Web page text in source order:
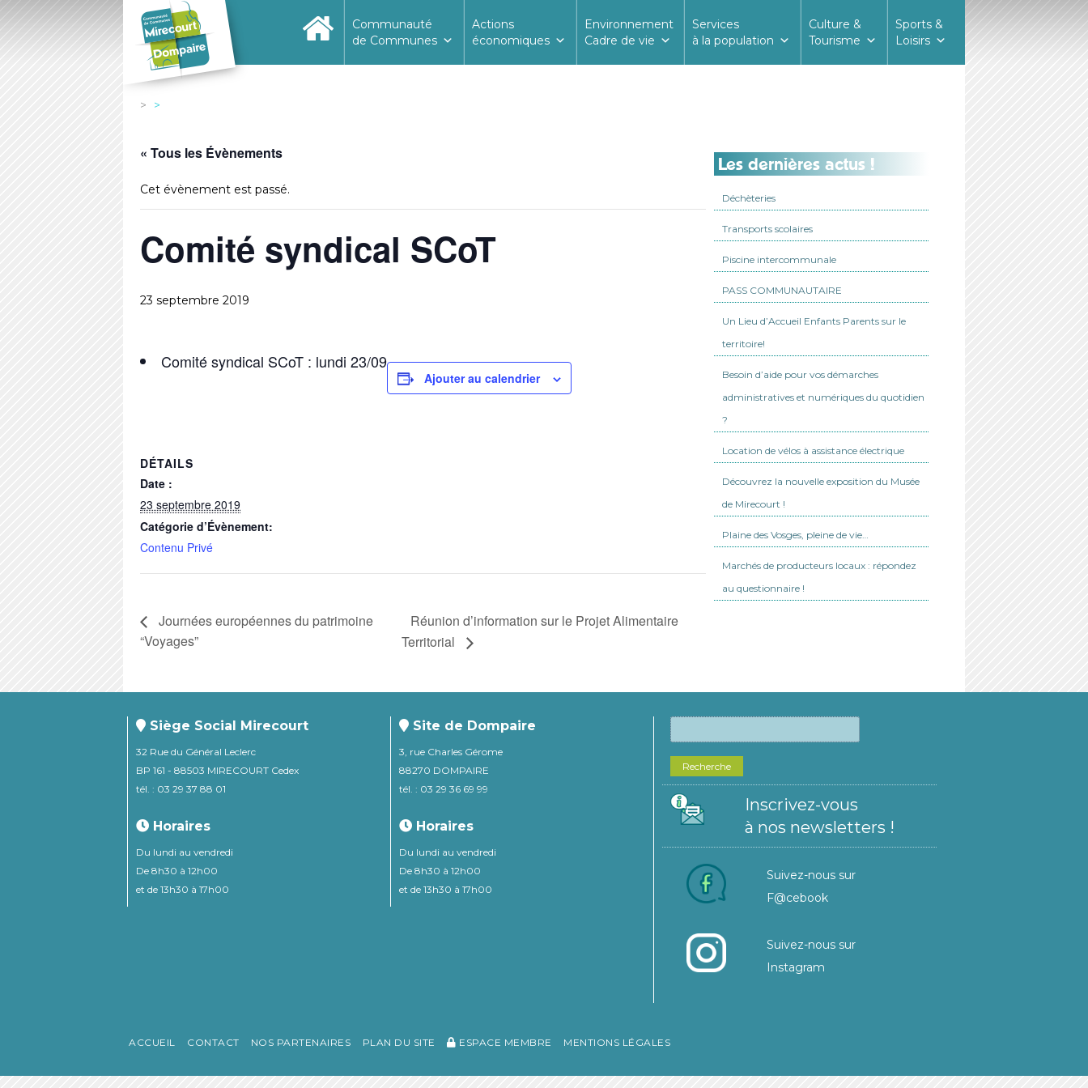
Communauté
de Communes
Actions
économiques
Environnement
Cadre de vie
Services
à la population
Culture &
Tourisme
Sports &
Loisirs
« Tous les Évènements
Cet évènement est passé.
Comité syndical SCoT
23 septembre 2019
Comité syndical SCoT : lundi 23/09
Ajouter au calendrier
DÉTAILS
Date :
23 septembre 2019
Catégorie d’Évènement:
Contenu Privé
Journées européennes du patrimoine
“Voyages”
Réunion d’information sur le Projet Alimentaire
Territorial
Les dernières actus !
Déchèteries
Transports scolaires
Piscine intercommunale
PASS COMMUNAUTAIRE
Un Lieu d’Accueil Enfants Parents sur le
territoire!
Besoin d’aide pour vos démarches
administratives et numériques du quotidien
?
Location de vélos à assistance électrique
Découvrez la nouvelle exposition du Musée
de Mirecourt !
Plaine des Vosges, pleine de vie…
Marchés de producteurs locaux : répondez
au questionnaire !
Siège Social Mirecourt
32 Rue du Général Leclerc
BP 161 - 88503 MIRECOURT Cedex
tél. : 03 29 37 88 01
Horaires
Du lundi au vendredi
De 8h30 à 12h00
et de 13h30 à 17h00
Site de Dompaire
3, rue Charles Gérome
88270 DOMPAIRE
tél. : 03 29 36 69 99
Horaires
Du lundi au vendredi
De 8h30 à 12h00
et de 13h30 à 17h00
Recherche
Inscrivez-vous
à nos newsletters !
Suivez-nous sur
F@cebook
Suivez-nous sur
Instagram
ACCUEIL CONTACT NOS PARTENAIRES PLAN DU SITE ESPACE MEMBRE MENTIONS LÉGALES